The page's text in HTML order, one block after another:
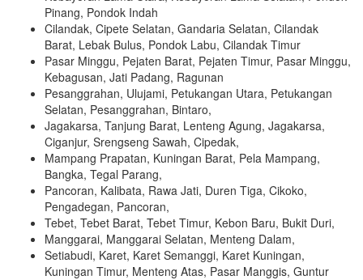
Pinang, Pondok Indah
Cilandak, Cipete Selatan, Gandaria Selatan, Cilandak
Barat, Lebak Bulus, Pondok Labu, Cilandak Timur
Pasar Minggu, Pejaten Barat, Pejaten Timur, Pasar Minggu,
Kebagusan, Jati Padang, Ragunan
Pesanggrahan, Ulujami, Petukangan Utara, Petukangan
Selatan, Pesanggrahan, Bintaro,
Jagakarsa, Tanjung Barat, Lenteng Agung, Jagakarsa,
Ciganjur, Srengseng Sawah, Cipedak,
Mampang Prapatan, Kuningan Barat, Pela Mampang,
Bangka, Tegal Parang,
Pancoran, Kalibata, Rawa Jati, Duren Tiga, Cikoko,
Pengadegan, Pancoran,
Tebet, Tebet Barat, Tebet Timur, Kebon Baru, Bukit Duri,
Manggarai, Manggarai Selatan, Menteng Dalam,
Setiabudi, Karet, Karet Semanggi, Karet Kuningan,
Kuningan Timur, Menteng Atas, Pasar Manggis, Guntur